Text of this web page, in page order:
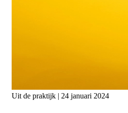
Uit de praktijk | 24 januari 2024